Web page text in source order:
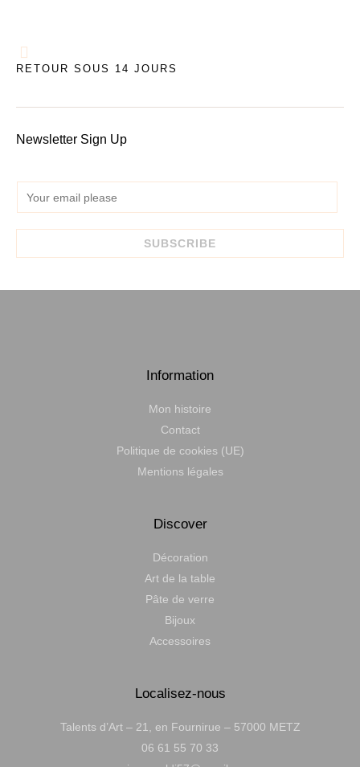
RETOUR SOUS 14 JOURS
Newsletter Sign Up
m
a
i
SUBSCRIBE
Information
Mon histoire
Contact
Politique de cookies (UE)
Mentions légales
Discover
Décoration
Art de la table
Pâte de verre
Bijoux
Accessoires
Localisez-nous
Talents d’Art – 21, en Fournirue – 57000 METZ
06 61 55 70 33